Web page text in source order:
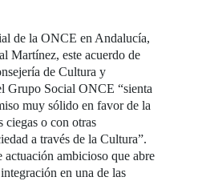
de la ONCE en Andalucía,
Martínez, este acuerdo de
de Cultura y
Grupo Social ONCE “sienta
muy sólido en favor de la
ciegas o con otras
a través de la Cultura”.
actuación ambicioso que abre
en una de las